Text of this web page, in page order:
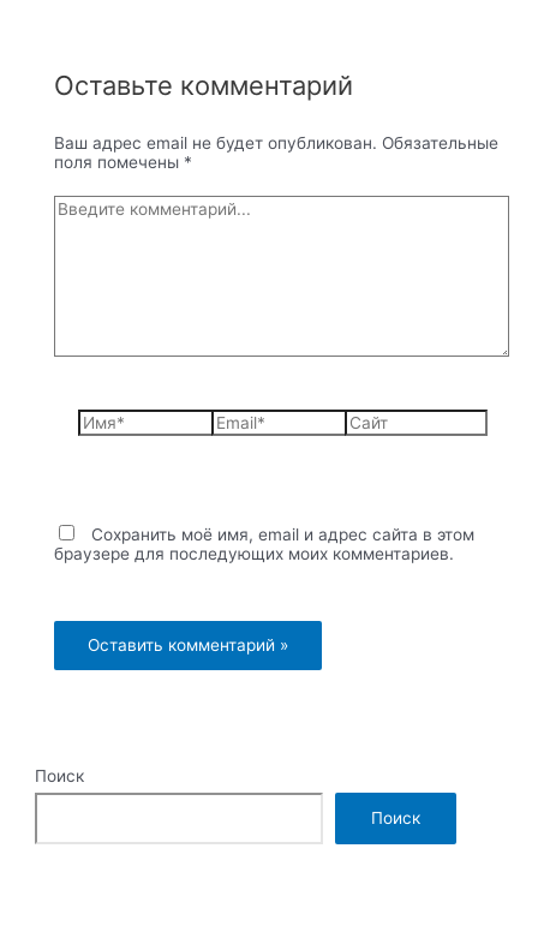
Поиск
Поиск
Оставьте комментарий
Ваш адрес email не будет опубликован. Обязательные
поля помечены *
Введите
комментарий...
Имя* Email* Сайт
Сохранить моё имя, email и адрес сайта в этом
браузере для последующих моих комментариев.